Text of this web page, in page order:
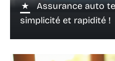
Assurance auto
simplicité et rapidité !